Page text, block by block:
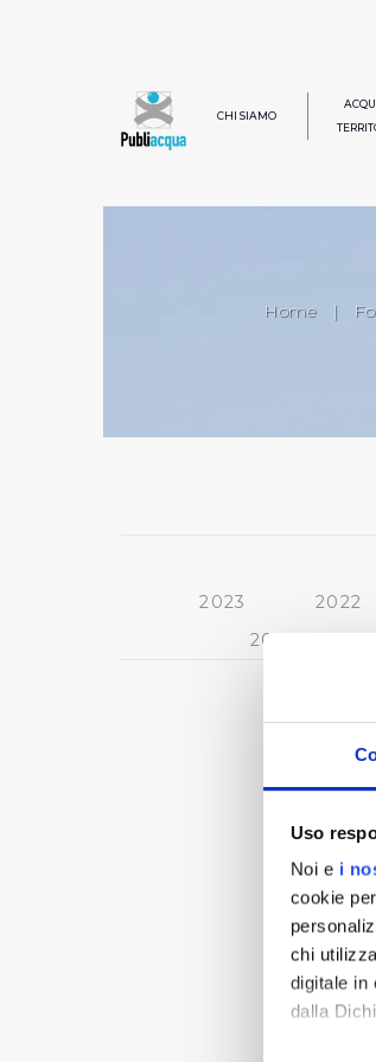
Uso
Noi e i
cookie
chi
digitale in
dalla
CHI SIAMO
Home |
2023 2022
2013